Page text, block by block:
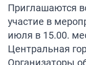
Приглашаются
участие в
июля в 15.00.
Центральная
Организаторы